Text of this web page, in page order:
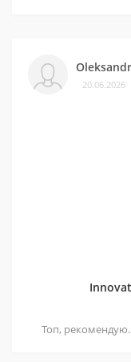
Oleksandr
20.06.2026
Топ, рекомендую.